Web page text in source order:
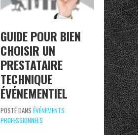
GUIDE POUR BIEN
CHOISIR UN
PRESTATAIRE
TECHNIQUE
ÉVÉNEMENTIEL
POSTÉ DANS ÉVÉNEMENTS
PROFESSIONNELS